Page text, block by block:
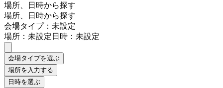
場所、日時から探す
場所、日時から探す
会場タイプ：未設定
場所：未設定日時：未設定
会場タイプを選ぶ
場所を入力する
日時を選ぶ